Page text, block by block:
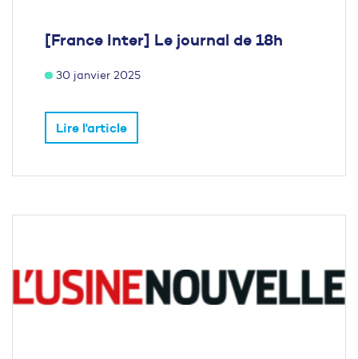
[France Inter] Le journal de 18h
30 janvier 2025
Lire l'article